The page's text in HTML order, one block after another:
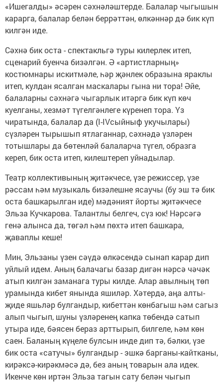
«Ишегалды» әсәрен сәхнәләштерде. Балалар чыгышын
карарга, балалар белән беррәттән, өлкәннәр дә бик күп
килгән иде.
Сәхнә бик оста - спектакльгә туры килерлек итеп,
сценарий буенча бизәлгән. Ә «артистларның»
костюмнары искитмәле, һәр җәнлек образына яраклы
итеп, кулдан ясалган маскалары гына ни тора! Әйе,
балаларны сәхнәгә чыгарлык итәргә бик күп көч
куелганы, хезмәт түгелгәнлеге күренеп тора. Үз
чиратында, балалар да (I-IVсыйныф укучылары)
сүзләрен тырышып ятлаганнар, сәхнәдә үзләрен
тотышлары да бөтенләй балаларча түгел, образга
кереп, бик оста итеп, килештереп уйнадылар.
Театр коллективының җитәкчесе, үзе режиссер, үзе
рәссам һәм музыкаль бизәлешне ясаучы (бу эш тә бик
оста башкарылган иде) мәдәният йорты җитәкчесе
Эльза Кучкарова. Талантлы белгеч, сүз юк! Нәрсәгә
генә алынса да, төгәл һәм пөхтә итеп башкара,
җаваплы кеше!
Мин, Эльзаны үзен сәүдә өлкәсендә сынап карар дип
уйлый идем. Аның балачагы базар дигән нәрсә чәчәк
атып килгән заманага туры килде. Алар авылның төп
урамында кибет янында яшиләр. Хәтердә, аңа алты-
җиде яшьләр булгандыр, кибеттән көнбагыш һәм сагыз
алып чыгып, шуны үзләренең капка төбендә сатып
утыра иде, бәясен бераз арттырып, билгеле, һәм көн
саен. Баланың күңеле булсын инде дип тә, бәлки, үзе
бик оста «сатучы» булгандыр - эшкә барганы-кайтканы,
кирәксә-кирәкмәсә дә, без аның товарын ала идек.
Икенче көн иртән Эльза тагын сату белән чыгып